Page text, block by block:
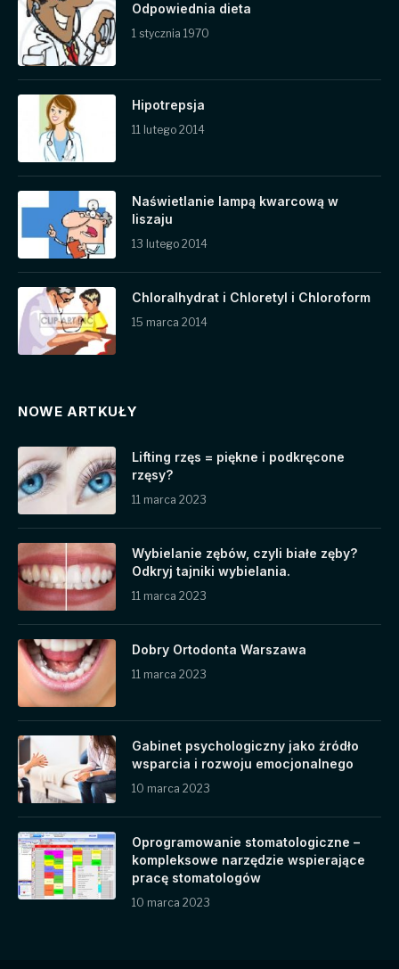
Odpowiednia dieta
1 stycznia 1970
Hipotrepsja
11 lutego 2014
Naświetlanie lampą kwarcową w
liszaju
13 lutego 2014
Chloralhydrat i Chloretyl i Chloroform
15 marca 2014
NOWE ARTKUŁY
Lifting rzęs = piękne i podkręcone
rzęsy?
11 marca 2023
Wybielanie zębów, czyli białe zęby?
Odkryj tajniki wybielania.
11 marca 2023
Dobry Ortodonta Warszawa
11 marca 2023
Gabinet psychologiczny jako źródło
wsparcia i rozwoju emocjonalnego
10 marca 2023
Oprogramowanie stomatologiczne –
kompleksowe narzędzie wspierające
pracę stomatologów
10 marca 2023